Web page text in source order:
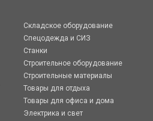
Складское оборудование
Спецодежда и СИЗ
Станки
Строительное оборудование
Строительные материалы
Товары для отдыха
Товары для офиса и дома
Электрика и свет